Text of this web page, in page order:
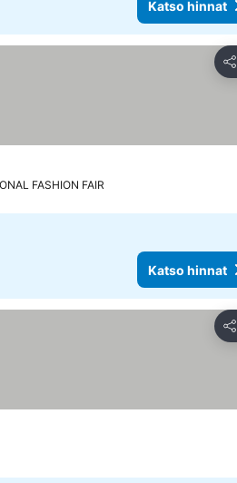
Katso hinnat
Jaa
FASHION FAIR
Katso hinnat
Jaa